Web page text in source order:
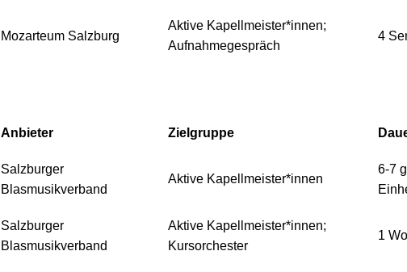
Mozarteum Salzburg
Aktive Kapellmeister*innen;
Aufnahmegespräch
4
Anbieter Zielgruppe
Salzburger
Blasmusikverband
Aktive Kapellmeister*innen
6-7
Salzburger
Blasmusikverband
Aktive Kapellmeister*innen;
Kursorchester
1